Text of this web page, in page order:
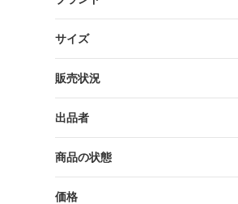
サイズ
販売状況
出品者
商品の状態
価格